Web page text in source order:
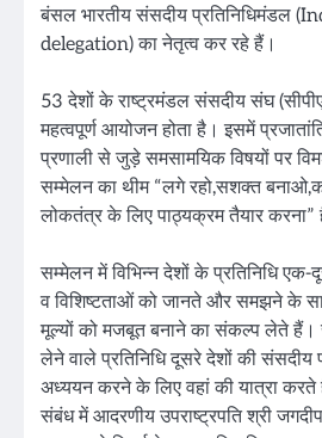
बंसल भारतीय संसदीय प्रतिनिधिमंडल
delegation) का नेतृत्व कर रहे हैं।
53 देशों के राष्ट्रमंडल संसदीय संघ
महत्वपूर्ण आयोजन होता है। इसमें
प्रणाली से जुड़े समसामयिक विषयों पर
सम्मेलन का थीम “लगे रहो,सशक्त
लोकतंत्र के लिए पाठ्यक्रम तैयार करना”
सम्मेलन में विभिन्न देशों के प्रतिनिधि
व विशिष्टताओं को जानते और समझने के
मूल्यों को मजबूत बनाने का संकल्प लेते हैं।
लेने वाले प्रतिनिधि दूसरे देशों की
अध्ययन करने के लिए वहां की यात्रा
संबंध में आदरणीय उपराष्ट्रपति श्री